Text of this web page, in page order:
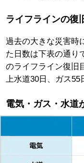
ライフラインの復
過去の大きな災害時
た日数は下表の通り
のライフライン復旧
上水道30日、ガス55
電気・ガス・水道